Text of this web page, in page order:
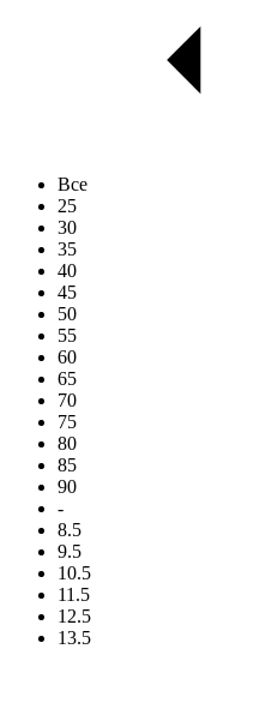
Все
25
30
35
40
45
50
55
60
65
70
75
80
85
90
-
8.5
9.5
10.5
11.5
12.5
13.5